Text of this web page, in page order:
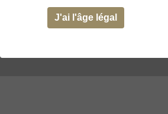
J'ai l'âge légal